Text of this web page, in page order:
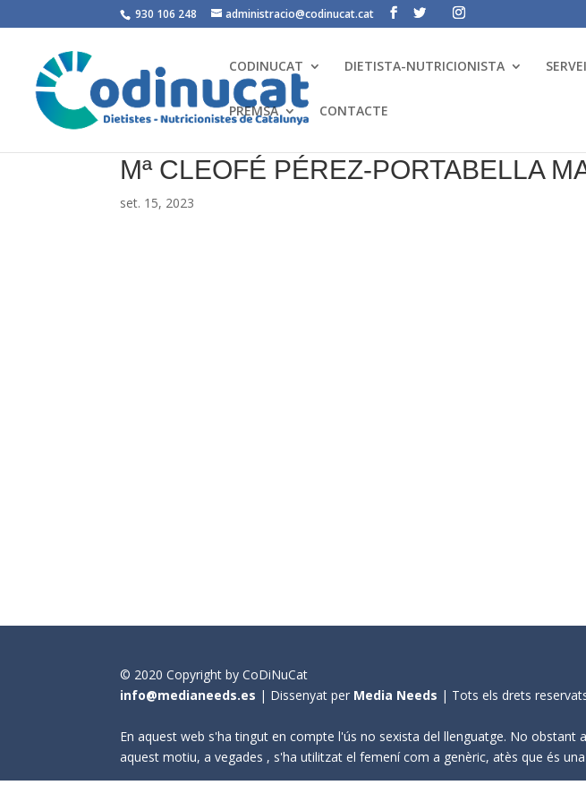
930 106 248 administracio@codinucat.cat
CODINUCAT DIETISTA-NUTRICIONISTA
PREMSA CONTACTE
Mª CLEOFÉ PÉREZ-PORTABELLA
set. 15, 2023
© 2020 Copyright by CoDiNuCat
info@medianeeds.es | Dissenyat per Media Needs | Tots els drets
En aquest web s'ha tingut en compte l'ús no sexista del llenguatge. No
aquest motiu, a vegades , s'ha utilitzat el femení com a genèric, atès que és